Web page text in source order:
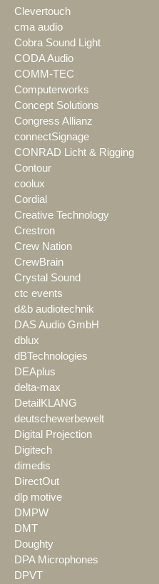
Clevertouch
cma audio
Cobra Sound Light
CODA Audio
COMM-TEC
Computerworks
Concept Solutions
Congress Allianz
connectSignage
CONRAD Licht & Rigging
Contour
coolux
Cordial
Creative Technology
Crestron
Crew Nation
CrewBrain
Crystal Sound
ctc events
d&b audiotechnik
DAS Audio GmbH
dblux
dBTechnologies
DEAplus
delta-max
DetailKLANG
deutschewerbewelt
Digital Projection
Digitech
dimedis
DirectOut
dlp motive
DMPW
DMT
Doughty
DPA Microphones
DPVT